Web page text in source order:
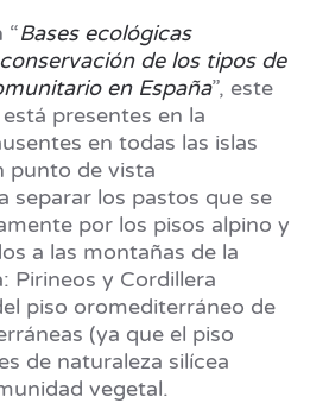
“Bases ecológicas
de los tipos de
en España”, este
presentes en la
en todas las islas
punto de vista
separar los pastos que se
por los pisos alpino y
a las montañas de la
Pirineos y Cordillera
piso oromediterráneo de
(ya que el piso
de naturaleza silícea
vegetal.